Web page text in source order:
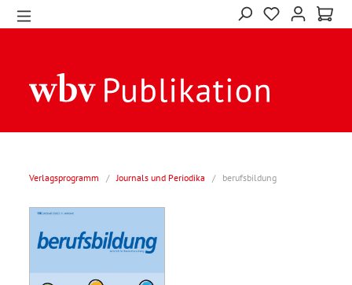
Verlagsprogramm / Journals und Periodika / berufsbildung